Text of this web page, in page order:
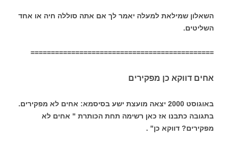
השאלון שמילאת למעלה יאמר לך אם אתה סוללה חיה או אחד
השליטים.
=============================================
אחים דווקא כן מפקירים
באוגוסט 2000 יצאה מועצת ישע בסיסמא: אחים לא מפקירים.
בתגובה כתבנו אז כאן רשימה תחת הכותרת " אחים לא
מפקירים? דווקא כן" .